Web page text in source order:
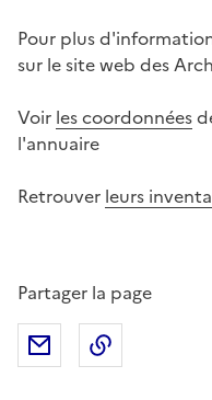
Pour plus
sur le site web des
Voir les coordonnées
l'annuaire
Retrouver leurs
Partager la page
Partager par mail